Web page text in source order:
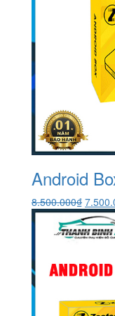
Android
8.500.000₫ Giá
gốc
là: